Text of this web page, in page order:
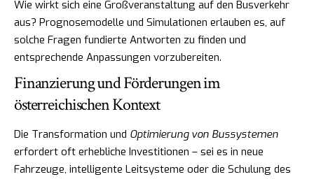
Wie wirkt sich eine Großveranstaltung auf den Busverkehr
aus? Prognosemodelle und Simulationen erlauben es, auf
solche Fragen fundierte Antworten zu finden und
entsprechende Anpassungen vorzubereiten.
Finanzierung und Förderungen im
österreichischen Kontext
Die Transformation und Optimierung von Bussystemen
erfordert oft erhebliche Investitionen – sei es in neue
Fahrzeuge, intelligente Leitsysteme oder die Schulung des